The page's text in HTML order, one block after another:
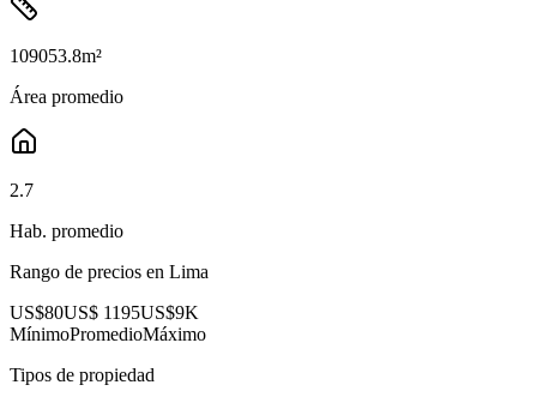
109053.8m²
Área promedio
2.7
Hab. promedio
Rango de precios en Lima
US$80US$ 1195US$9K
MínimoPromedioMáximo
Tipos de propiedad